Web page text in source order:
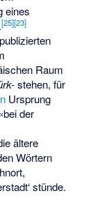
eines
[25][23]
Raum
stehen, für
Ursprung
der
ältere
Wörtern
stünde.